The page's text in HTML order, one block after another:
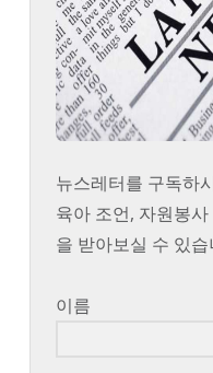
뉴스레터를 구독하
육아 조언, 자원봉
을 받아보실 수 있습
이름